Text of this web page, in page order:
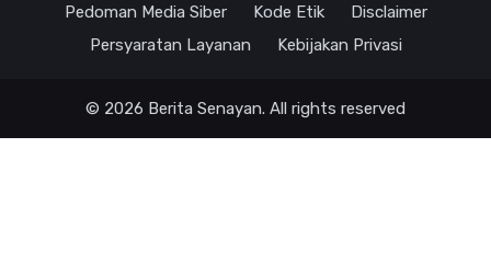
Pedoman Media Siber
Kode Etik
Disclaimer
Persyaratan Layanan
Kebijakan Privasi
© 2026 Berita Senayan. All rights reserved